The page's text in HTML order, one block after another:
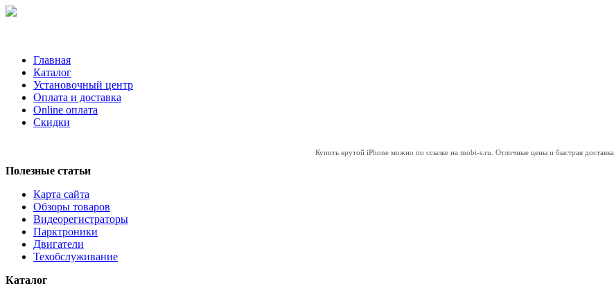
Главная
Каталог
Установочный центр
Оплата и доставка
Online оплата
Скидки
Купить крутой iPhone можно по ссылке на mobi-s.ru. Отличные цены и быстрая доставка.
Полезные статьи
Карта сайта
Обзоры товаров
Видеорегистраторы
Парктроники
Двигатели
Техобслуживание
Каталог